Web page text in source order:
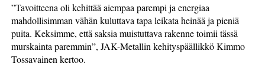
”Tavoitteena oli kehittää aiempaa parempi ja energiaa
mahdollisimman vähän kuluttava tapa leikata heinää ja pieniä
puita. Keksimme, että saksia muistuttava rakenne toimii tässä
murskainta paremmin”, JAK-Metallin kehityspäällikkö Kimmo
Tossavainen kertoo.